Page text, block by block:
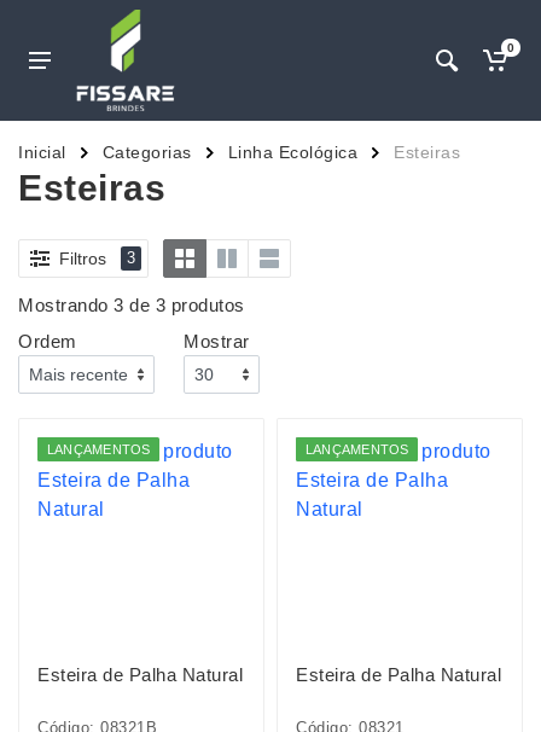
0
Inicial Categorias Linha Ecológica Esteiras
Esteiras
Filtros 3
Mostrando 3 de 3 produtos
Ordem
Mostrar
LANÇAMENTOS
Esteira de Palha Natural
Código: 08321B
LANÇAMENTOS
Esteira de Palha Natural
Código: 08321